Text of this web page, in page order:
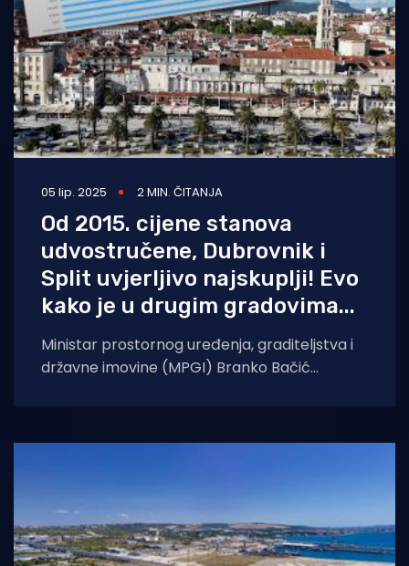
05 lip. 2025 2 MIN. ČITANJA
Od 2015. cijene stanova
udvostručene, Dubrovnik i
Split uvjerljivo najskuplji! Evo
kako je u drugim gradovima...
Ministar prostornog uređenja, graditeljstva i
državne imovine (MPGI) Branko Bačić
stambenom zbrinjavanju i upravljanju